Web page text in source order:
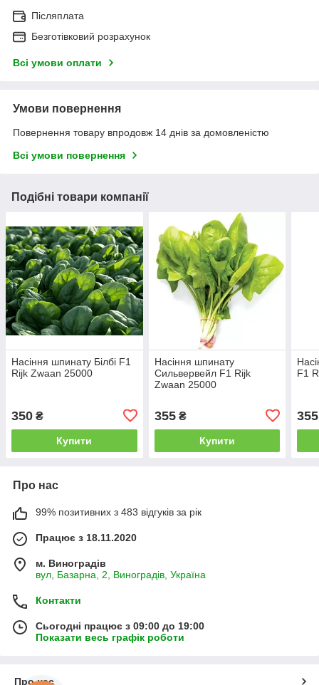
Післяплата
Безготівковий розрахунок
Всі умови оплати
Умови повернення
Повернення товару впродовж 14 днів за домовленістю
Всі умови повернення
Подібні товари компанії
Насіння шпинату Білбі F1
Rijk Zwaan 25000
350 ₴
Купити
Насіння шпинату
Сильвервейл F1 Rijk
Zwaan 25000
355₴
Купити
F1
355
Про нас
99% позитивних з 483 відгуків за рік
Працює з 18.11.2020
м. Виноградів
вул, Базарна, 2, Виноградів, Україна
Контакти
Сьогодні працює з 09:00 до 19:00
Показати весь графік роботи
Про нас